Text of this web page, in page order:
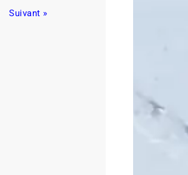
Suivant »